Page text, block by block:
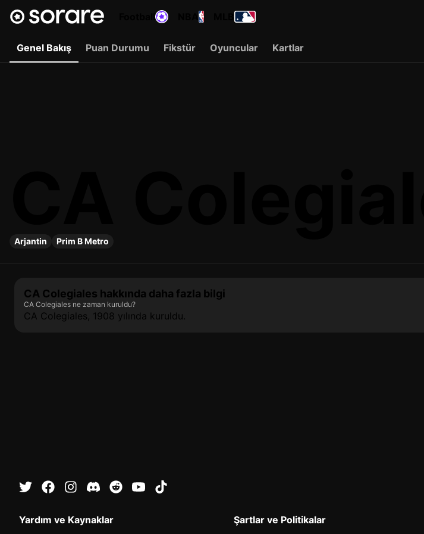
Genel Bakış Puan Durumu Fikstür Oyuncular Kartlar
Arjantin Prim B Metro
CA Colegiales hakkında daha fazla bilgi
CA Colegiales ne zaman kuruldu?
CA Colegiales, 1908 yılında kuruldu.
Yardım ve Kaynaklar
Şartlar ve Politikalar